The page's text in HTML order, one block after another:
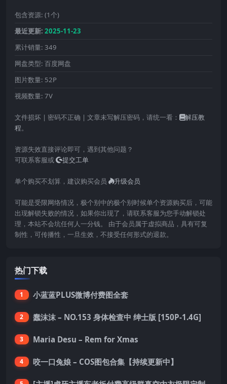
包含资源: (1个)
最近更新: 2025-11-23
累计销量: 349
网盘类型: 百度网盘
图片数量: 52P
视频数量: 7V
文件损坏 | 密码不正确 | 文章未写解压密码，请统一看：
解压教
程。
资源失效直接评论即可，遇到其他问题？
可联系客服或
提交工单
单个购买不划算，建议购买会员 升级会员
可能是受限网络情况，极个别中的极个别时候单个资源购买后，可能
出现解锁失败的情况，如果你出现了，请联系客服为您手动解锁处
理，本站不会坑任何人一分钱。 由于会员属于虚拟商品，具有可复
制性，可传播性，一旦生效，不接受任何形式的退款。
热门下载
1 小蓝蓝PLUS微博付费图全套
2 蠢沫沫 – NO.153 身体检查中 绅士版 [150P-1.4G]
3 Maria Desu – Rem for Xmas
4 咬一口兔娘 – COS图包合集【持续更新中】